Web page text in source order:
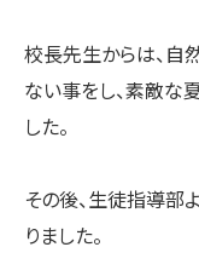
校長先生からは、自
ない事をし、素敵な
した。
その後、生徒指導部
りました。